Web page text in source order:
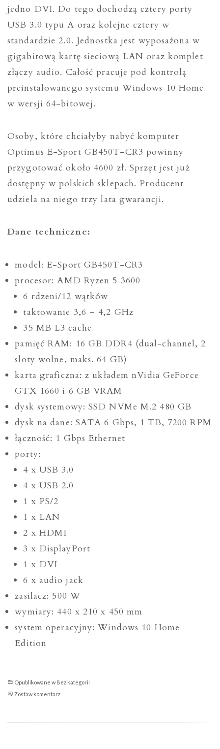
jedno DVI. Do tego dochodzą cztery porty
USB 3.0 typu A oraz kolejne cztery w
standardzie 2.0. Jednostka jest wyposażona w
gigabitową kartę sieciową LAN oraz komplet
złączy audio. Całość pracuje pod kontrolą
preinstalowanego systemu Windows 10 Home
w wersji 64-bitowej.
Osoby, które chciałyby nabyć komputer
Optimus E-Sport GB450T-CR3 powinny
przygotować około 4600 zł. Sprzęt jest już
dostępny w polskich sklepach. Producent
udziela na niego trzy lata gwarancji.
Dane techniczne:
model: E-Sport GB450T-CR3
procesor: AMD Ryzen 5 3600
6 rdzeni/12 wątków
taktowanie 3,6 – 4,2 GHz
35 MB L3 cache
pamięć RAM: 16 GB DDR4 (dual-channel, 2
sloty wolne, maks. 64 GB)
karta graficzna: z układem nVidia GeForce
GTX 1660 i 6 GB VRAM
dysk systemowy: SSD NVMe M.2 480 GB
dysk na dane: SATA 6 Gbps, 1 TB, 7200 RPM
łączność: 1 Gbps Ethernet
porty:
4 x USB 3.0
4 x USB 2.0
1 x PS/2
1 x LAN
2 x HDMI
3 x DisplayPort
1 x DVI
6 x audio jack
zasilacz: 500 W
wymiary: 440 x 210 x 450 mm
system operacyjny: Windows 10 Home
Edition
Opublikowane wBez kategorii
Zostaw komentarzOptimus